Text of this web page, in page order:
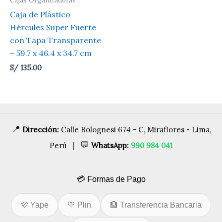
Caja de Plástico
Hércules Super Fuerte
con Tapa Transparente
– 59.7 x 46.4 x 34.7 cm
S/135.00
📍 Dirección:Calle Bolognesi 674 - C, Miraflores - Lima,
Perú |
💬 WhatsApp: 990 984 041
💳 Formas de Pago
💜 Yape 💙 Plin 🏦 Transferencia Bancaria